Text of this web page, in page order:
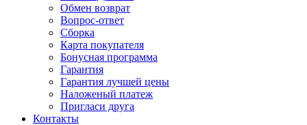
Обмен возврат
Вопрос-ответ
Сборка
Карта покупателя
Бонусная программа
Гарантия
Гарантия лучшей цены
Наложеный платеж
Пригласи друга
Контакты